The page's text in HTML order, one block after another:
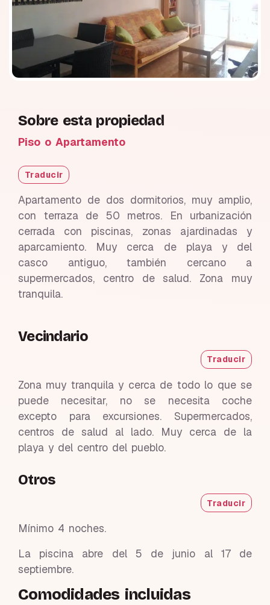
Sobre esta propiedad
Piso o Apartamento
Traducir
Apartamento de dos dormitorios, muy amplio,
con terraza de 50 metros. En urbanización
cerrada con piscinas, zonas ajardinadas y
aparcamiento. Muy cerca de playa y del
casco antiguo, también cercano a
supermercados, centro de salud. Zona muy
tranquila.
Vecindario
Traducir
Zona muy tranquila y cerca de todo lo que se
puede necesitar, no se necesita coche
excepto para excursiones. Supermercados,
centros de salud al lado. Muy cerca de la
playa y del centro del pueblo.
Otros
Traducir
Mínimo 4 noches.
La piscina abre del 5 de junio al 17 de
septiembre.
Comodidades incluidas